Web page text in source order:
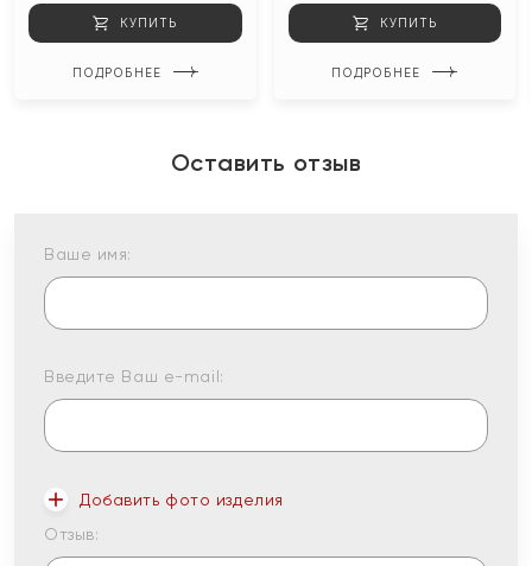
КУПИТЬ
ПОДРОБНЕЕ
КУПИТЬ
ПОДРОБНЕЕ
Оставить отзыв
Ваше имя:
Введите Ваш e-mail:
Добавить фото изделия
Отзыв: